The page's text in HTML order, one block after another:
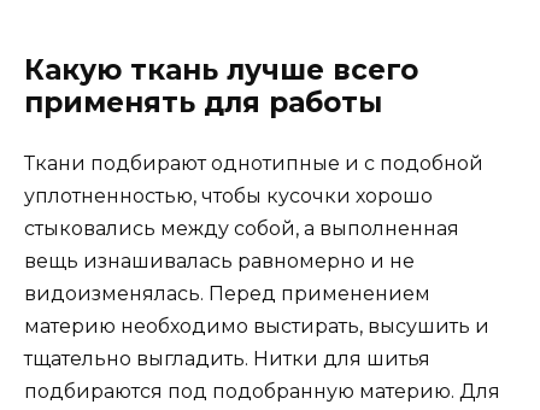
Какую ткань лучше всего
применять для работы
Ткани подбирают однотипные и с подобной
уплотненностью, чтобы кусочки хорошо
стыковались между собой, а выполненная
вещь изнашивалась равномерно и не
видоизменялась. Перед применением
материю необходимо выстирать, высушить и
тщательно выгладить. Нитки для шитья
подбираются под подобранную материю. Для